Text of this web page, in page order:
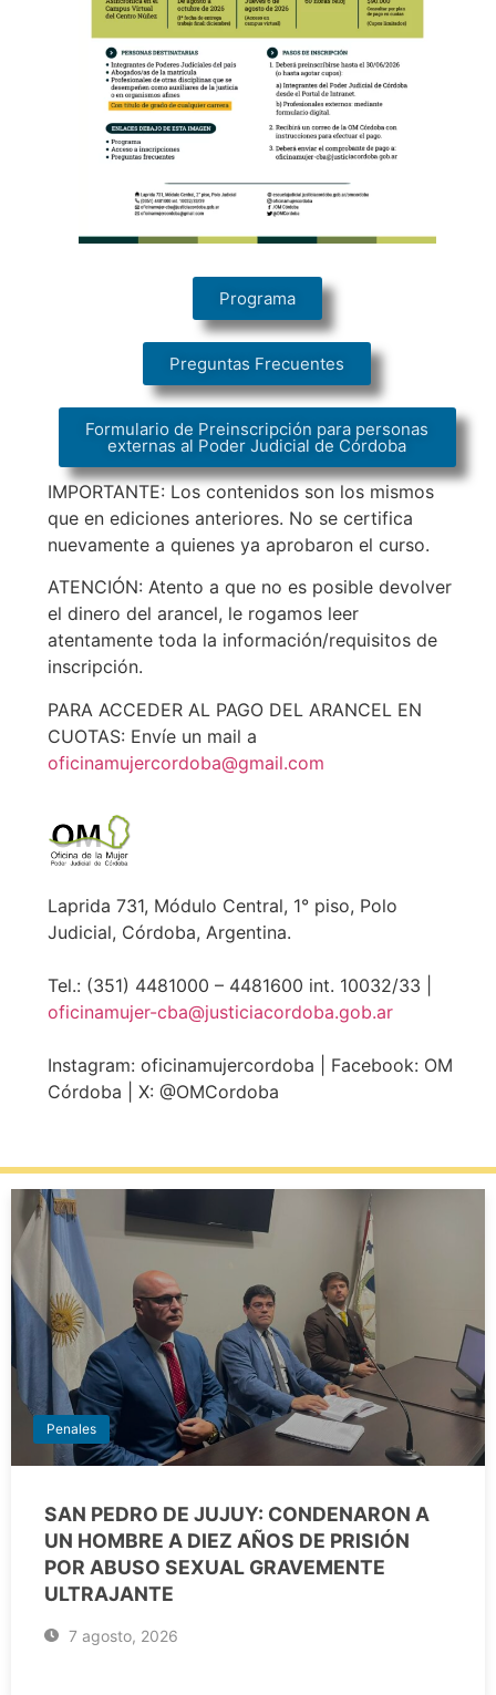
Programa
Preguntas Frecuentes
Formulario de Preinscripción para personas
externas al Poder Judicial de Córdoba
IMPORTANTE: Los contenidos son los mismos
que en ediciones anteriores. No se certifica
nuevamente a quienes ya aprobaron el curso.
ATENCIÓN: Atento a que no es posible devolver
el dinero del arancel, le rogamos leer
atentamente toda la información/requisitos de
inscripción.
PARA ACCEDER AL PAGO DEL ARANCEL EN
CUOTAS: Envíe un mail a
oficinamujercordoba@gmail.com
Laprida 731, Módulo Central, 1° piso, Polo
Judicial, Córdoba, Argentina.
Tel.: (351) 4481000 – 4481600 int. 10032/33 |
oficinamujer-cba@justiciacordoba.gob.ar
Instagram: oficinamujercordoba | Facebook: OM
Córdoba | X: @OMCordoba
Penales
SAN PEDRO DE JUJUY: CONDENARON A
UN HOMBRE A DIEZ AÑOS DE PRISIÓN
POR ABUSO SEXUAL GRAVEMENTE
ULTRAJANTE
7 agosto, 2026